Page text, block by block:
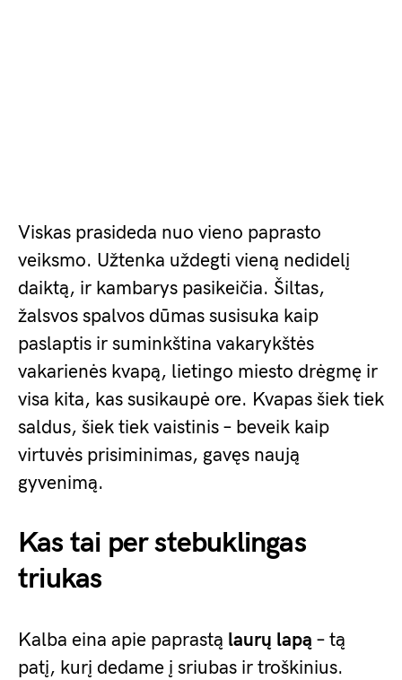
Viskas prasideda nuo vieno paprasto
veiksmo. Užtenka uždegti vieną nedidelį
daiktą, ir kambarys pasikeičia. Šiltas,
žalsvos spalvos dūmas susisuka kaip
paslaptis ir suminkština vakarykštės
vakarienės kvapą, lietingo miesto drėgmę ir
visa kita, kas susikaupė ore. Kvapas šiek tiek
saldus, šiek tiek vaistinis – beveik kaip
virtuvės prisiminimas, gavęs naują
gyvenimą.
Kas tai per stebuklingas
triukas
Kalba eina apie paprastą laurų lapą – tą
patį, kurį dedame į sriubas ir troškinius.